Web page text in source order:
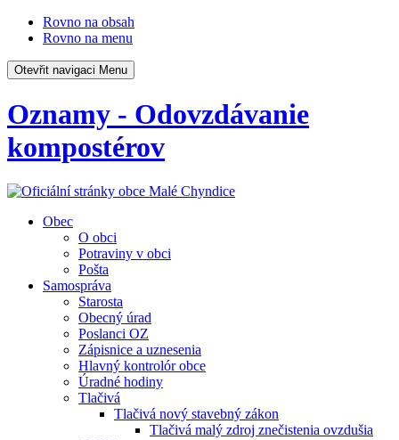
Rovno na obsah
Rovno na menu
Otevřit navigaci Menu
Oznamy - Odovzdávanie
kompostérov
Obec
O obci
Potraviny v obci
Pošta
Samospráva
Starosta
Obecný úrad
Poslanci OZ
Zápisnice a uznesenia
Hlavný kontrolór obce
Úradné hodiny
Tlačivá
Tlačivá nový stavebný zákon
Tlačivá malý zdroj znečistenia ovzdušia